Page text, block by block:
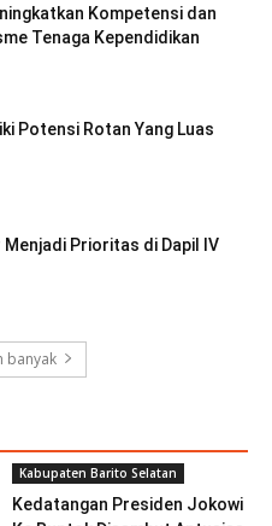
Kompetensi dan
Tenaga Kependidikan
Potensi Rotan Yang Luas
Prioritas di Dapil IV
banyak
Kabupaten Barito Selatan
Kedatangan Presiden Jokowi